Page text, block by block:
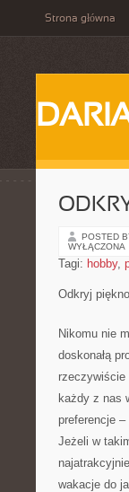
Strona główna
POSTED
WYŁĄCZONA
Tagi: hobby,
Odkryj
Nikomu nie
doskonałą
rzeczywiście
każdy z nas
preferencje
Jeżeli w
wakacje do